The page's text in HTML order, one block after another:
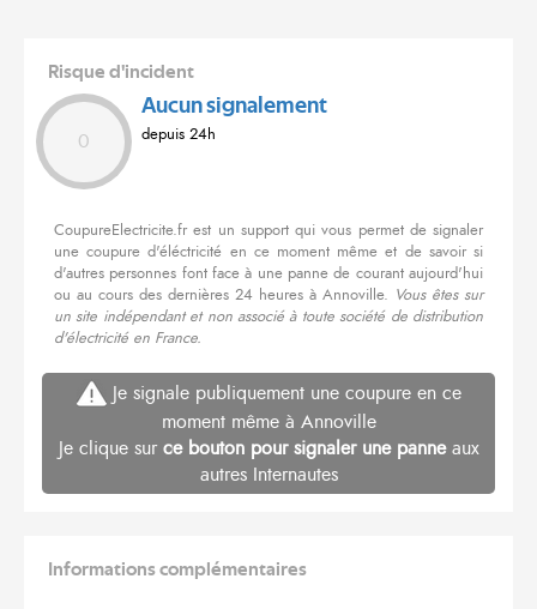
Risque d'incident
0
Aucun signalement
depuis 24h
CoupureElectricite.fr est un support qui vous permet de signaler
une coupure d'éléctricité en ce moment même et de savoir si
d'autres personnes font face à une panne de courant aujourd'hui
ou au cours des dernières 24 heures à Annoville. Vous êtes sur
un site indépendant et non associé à toute société de distribution
d'électricité en France.
Je signale publiquement une coupure en ce
moment même à Annoville
Je clique sur ce bouton pour signaler une panneaux
autres Internautes
Informations complémentaires